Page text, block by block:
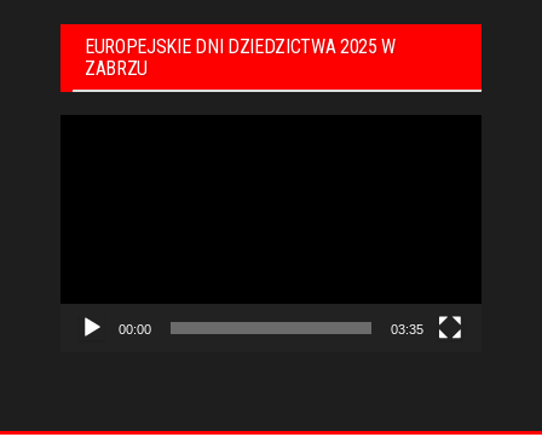
EUROPEJSKIE DNI DZIEDZICTWA 2025 W
ZABRZU
00:00 03:35